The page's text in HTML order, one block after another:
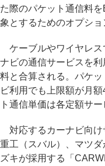
た際のパケット通信料
象とするためのオプショ
ケーブルやワイヤレス
ナビの通信サービスを
料と合算される。パケ
ビ利用でも上限額が月
ト通信単価は各定額サ
対応するカーナビ向け
重工（スバル）、マツ
ズキが採用する「